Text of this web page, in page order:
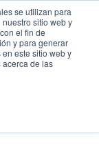
se utilizan para
sitio web y
el fin de
y para generar
este sitio web y
acerca de las